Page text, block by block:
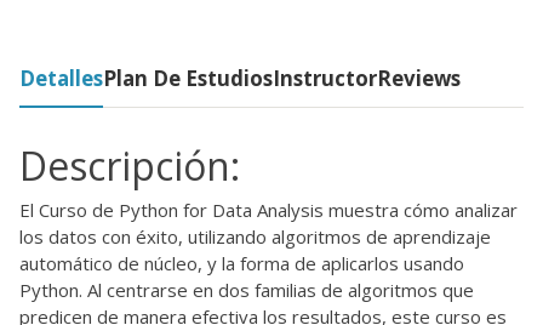
DetallesPlan De EstudiosInstructorReviews
Descripción:
El Curso de Python for Data Analysis muestra cómo analizar
los datos con éxito, utilizando algoritmos de aprendizaje
automático de núcleo, y la forma de aplicarlos usando
Python. Al centrarse en dos familias de algoritmos que
predicen de manera efectiva los resultados, este curso es